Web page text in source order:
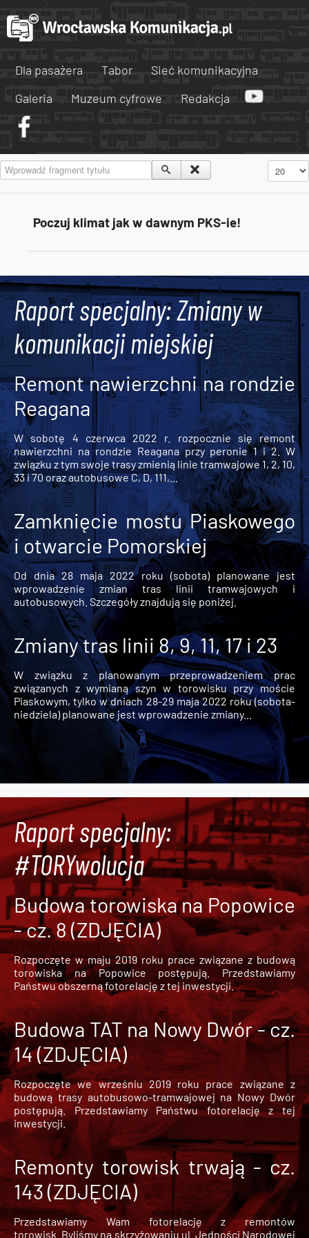
Dla pasażera Tabor
Sieć komunikacyjna
Galeria
Muzeum cyfrowe Redakcja
Wprowadź fragment tytułu Pokaż #
Poczuj klimat jak w dawnym PKS-ie!
Raport specjalny: Zmiany w
komunikacji miejskiej
Remont nawierzchni na rondzie
Reagana
W sobotę 4 czerwca 2022 r. rozpocznie się remont
nawierzchni na rondzie Reagana przy peronie 1 i 2. W
związku z tym swoje trasy zmienią linie tramwajowe 1, 2, 10,
33 i 70 oraz autobusowe C, D, 111,...
Zamknięcie mostu Piaskowego
i otwarcie Pomorskiej
Od dnia 28 maja 2022 roku (sobota) planowane jest
wprowadzenie zmian tras linii tramwajowych i
autobusowych. Szczegóły znajdują się poniżej.
Zmiany tras linii 8, 9, 11, 17 i 23
W związku z planowanym przeprowadzeniem prac
związanych z wymianą szyn w torowisku przy moście
Piaskowym, tylko w dniach 28-29 maja 2022 roku (sobota-
niedziela) planowane jest wprowadzenie zmiany...
Raport specjalny:
#TORYwolucja
Budowa torowiska na Popowice
- cz. 8 (ZDJĘCIA)
Rozpoczęte w maju 2019 roku prace związane z budową
torowiska na Popowice
postępują. Przedstawiamy
Państwu obszerną fotorelację z tej inwestycji.
Budowa TAT na Nowy Dwór - cz.
14 (ZDJĘCIA)
Rozpoczęte we wrześniu 2019 roku prace związane z
budową trasy autobusowo-tramwajowej na Nowy Dwór
postępują. Przedstawiamy Państwu fotorelację z tej
inwestycji.
Remonty torowisk trwają - cz.
143 (ZDJĘCIA)
Przedstawiamy Wam fotorelację z remontów
torowisk. Byliśmy na skrzyżowaniu ul. Jedności Narodowej